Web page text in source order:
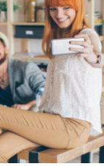
KN 3937
à partir du 1er
250 m² située au
de l’hôpital st-
5 colocataires
dernière année...